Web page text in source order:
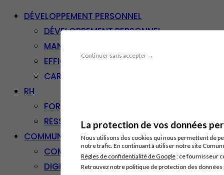
Continuer sans accepter →
La protection de vos données
Nous utilisons des cookies qui nous permettent de
notre trafic. En continuant à utiliser notre site
Règles de confidentialité de Google: ce fournisseur
Retrouvez notre politique de protection des
DÉVELOPPEMENT PERSONNEL
DÉVELOPPEMENT PERSONNEL
MANAGEMENT
EFFICACITÉ PROFESSIONNELLE
CARRIÈRE & RECONVERSION
RH
FORMATION PROFESSIONNELLE
RESSOURCES HUMAINES
COMMUNICATION/DIGITAL
COMMUNICATION
DIGITAL